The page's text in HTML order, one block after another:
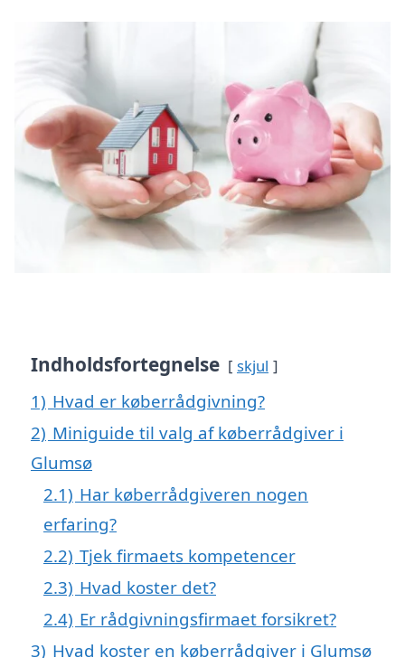
Indholdsfortegnelse skjul
1) Hvad er køberrådgivning?
2) Miniguide til valg af køberrådgiver i
Glumsø
2.1) Har køberrådgiveren nogen
erfaring?
2.2) Tjek firmaets kompetencer
2.3) Hvad koster det?
2.4) Er rådgivningsfirmaet forsikret?
3) Hvad koster en køberrådgiver i Glumsø